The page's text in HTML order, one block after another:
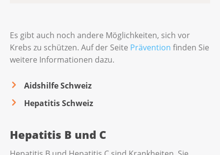
Es gibt auch noch andere Möglichkeiten, sich vor
Krebs zu schützen. Auf der Seite Prävention finden Sie
weitere Informationen dazu.
Aidshilfe Schweiz
Hepatitis Schweiz
Hepatitis B und C